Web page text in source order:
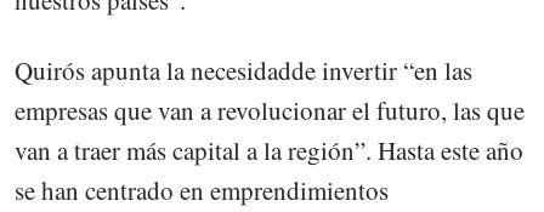
Quirós apunta la necesidadde invertir “en las
empresas que van a revolucionar el futuro, las que
van a traer más capital a la región”. Hasta este año
se han centrado en emprendimientos